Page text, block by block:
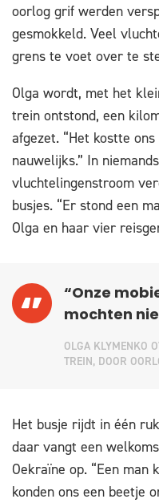
oorlog grif werden
gesmokkeld. Veel
grens te voet over te
Olga wordt, met het
trein ontstond, een
afgezet. “Het kostte
nauwelijks.” In
vluchtelingenstroom
busjes. “Er stond een
Olga en haar vier
“Onze
mochten
OLGA KLYMENKO
TREIN, DOOR
Het busje rijdt in één
daar vangt een
Oekraïne op. “Een man
konden ons een beetje